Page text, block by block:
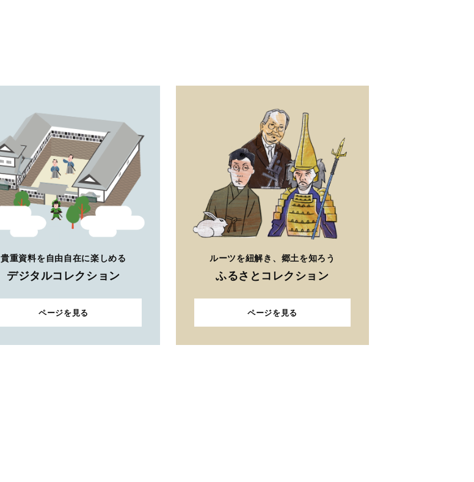
貴重資料を自由自在に楽しめる
デジタルコレクション
ページを見る
ルーツを紐解き、郷土を知ろう
ふるさとコレクション
ページを見る